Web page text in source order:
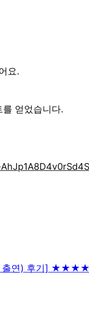
요.
얻었습니다.
출연) 후기]